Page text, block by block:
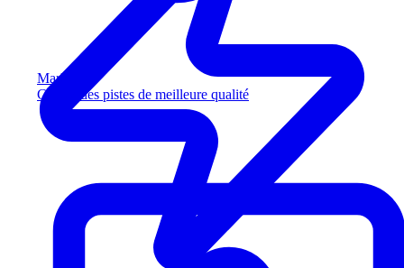
Marketing
Captez des pistes de meilleure qualité